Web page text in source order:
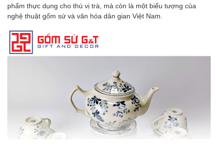
phẩm thực dụng cho thú vị trà, mà còn là một biểu tượng của
nghệ thuật gốm sứ và văn hóa dân gian Việt Nam.